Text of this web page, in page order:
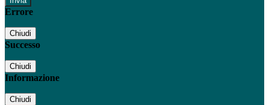
Errore
Chiudi
Successo
Chiudi
Informazione
Chiudi